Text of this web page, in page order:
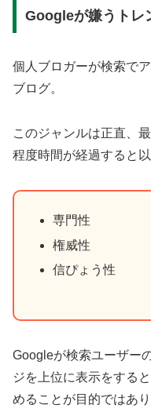
Googleが嫌うトレ
個人ブロガーが検索で
ブログ。
このジャンルは正直、
程度時間が経過すると
専門性
権威性
信ぴょう性
Googleが検索ユーザー
ジを上位に表示をする
めることが目的ではあり